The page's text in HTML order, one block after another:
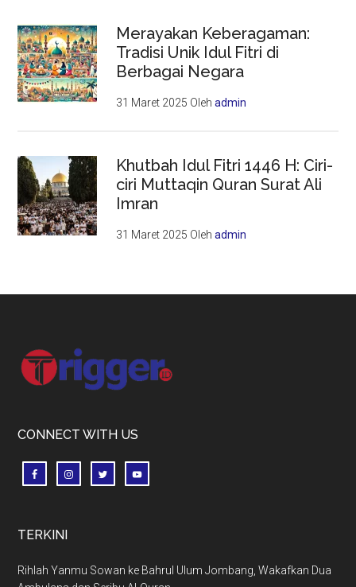
Merayakan Keberagaman:
Tradisi Unik Idul Fitri di
Berbagai Negara
31 Maret 2025 Olehadmin
Khutbah Idul Fitri 1446 H: Ciri-
ciri Muttaqin Quran Surat Ali
Imran
31 Maret 2025 Olehadmin
Footer
CONNECT WITH US
TERKINI
Rihlah Yanmu Sowan ke Bahrul Ulum Jombang, Wakafkan Dua